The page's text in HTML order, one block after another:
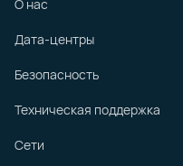
О нас
Дата-центры
Безопасность
Техническая поддержка
Сети